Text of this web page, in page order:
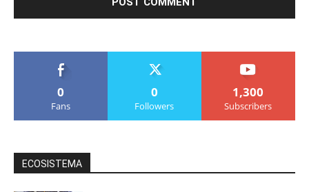
0
Fans
0
Followers
1,300
Subscribers
ECOSISTEMA